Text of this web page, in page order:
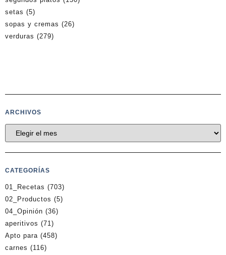
setas (5)
sopas y cremas (26)
verduras (279)
ARCHIVOS
CATEGORÍAS
01_Recetas (703)
02_Productos (5)
04_Opinión (36)
aperitivos (71)
Apto para (458)
carnes (116)